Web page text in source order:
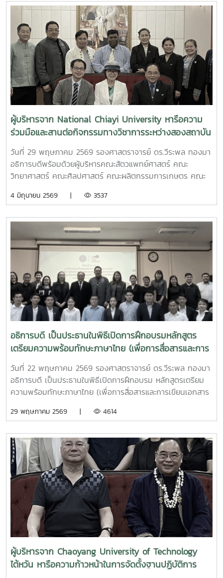
วิชาการ (MOU) ในการดำเนินกิจกรรมการแลกเปลี่ยนบุคลากร
และนักศึกษาระหว่าง 2 มหาวิทยาลัย
ผู้บริหารจาก National Chiayi University หารือความ
ร่วมมือและสานต่อกิจกรรมทางวิชาการระหว่างสองสถาบัน
วันที่ 29 พฤษภาคม 2569 รองศาสตราจารย์ ดร.วีระพล ทองมา
อธิการบดีพร้อมด้วยผู้บริหารคณะสัตวแพทย์ศาสตร์ คณะ
วิทยาศาสตร์ คณะศิลปศาสตร์ คณะผลิตกรรมการเกษตร คณะ
วิทยาลัยพลังงานทดแทน ให้การต้อนรับ Dr. Yuen-Chun
University ไต้หวัน ในโอกาสเรียนมหาวิทยาลัยแม่โจ้เพื่อหารือ
ความร่วมมือและสานต่อกิจกรรมทางวิชาการระหว่างสองสถาบัน
4 มิถุนายน 2569 | 3537
อธิการบดี เป็นประธานในพิธีเปิดการฝึกอบรมหลักสูตร
เตรียมความพร้อมทักษะภาษาไทย (เพื่อการสื่อสารและการ
เขียนเอกสารวิชาการ) และภาษาอังกฤษให้แก่ผู้รับรัฐบาล
ไทยระดับปริญญาโท
วันที่ 22 พฤษภาคม 2569 รองศาสตราจารย์ ดร.วีระพล ทองมา
อธิการบดี เป็นประธานในพิธีเปิดการฝึกอบรม หลักสูตรเตรียม
ความพร้อมทักษะภาษาไทย (เพื่อการสื่อสารและการเขียนเอกสาร
สาขาการพัฒนาทรัพยากรมนุษย์ ? ภายใต้แผนงานความร่วมมือ
บริหาร อาจารย์คณะศิลปศาสตร์ และคุณสุดารัตน์ อุ่นชัยยา
หัวหน้ากลุ่มงานบริหารทุนศึกษา ? เป็นผู้แทนจากกรมความร่วม
มือระหว่างประเทศ กระทรวงการต่างประเทศ เข้าร่วมพิธีเปิดการ
ฝึกอบรมฯ พร้อมปฐมนิเทศ และชี้แจงกฎระเบียบการรับทุน การ
ฝึกอบรมฯ ครั้งนี้ มีผู้รับทุนรัฐบาลไทยจากสาธารณรัฐ
ประชาธิปไตยประชาชนลาว เข้าร่วมการฝึกอบรม ทั้งสิ้น 20 ราย
ในระหว่างวันที่ 18 พฤษภาคม -? 18 มิถุนายน 2569 ณ คณะ
ศิลปศาสตร์มหาวิทยาลัยแม่โจ้ จังหวัดเชียงใหม่ ทั้งนี้ ภายหลัง
เสร็จสิ้นการฝึกอบรมเตรียมความพร้อมฯ ผู้รับทุนจะเข้าศึกษาต่อ
ในมหาวิทยาลัยของแต่ละบุคคลต่อไป
29 พฤษภาคม 2569 | 4614
ผู้บริหารจาก Chaoyang University of Technology
ไต้หวัน หารือความก้าวหน้าในการจัดตั้งฐานปฏิบัติการ